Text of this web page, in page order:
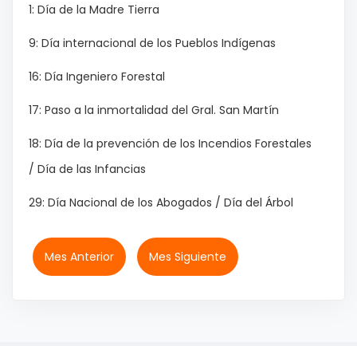
1: Día de la Madre Tierra
9: Día internacional de los Pueblos Indígenas
16: Día Ingeniero Forestal
17: Paso a la inmortalidad del Gral. San Martín
18: Día de la prevención de los Incendios Forestales
/ Día de las Infancias
29: Día Nacional de los Abogados / Día del Árbol
Mes Anterior Mes Siguiente